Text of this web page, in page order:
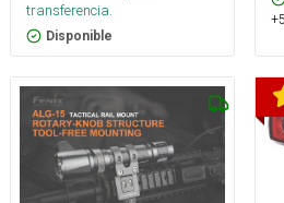
transferencia.
Disponible